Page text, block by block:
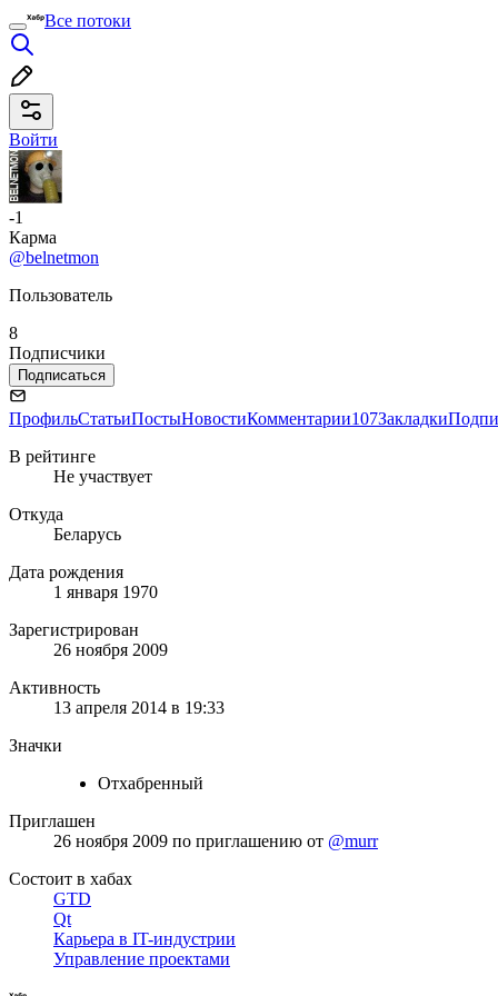
Все потоки
Войти
-1
Карма
@belnetmon
Пользователь
8
Подписчики
Подписаться
ПрофильСтатьиПостыНовостиКомментарии107Закладки
В рейтинге
Не участвует
Откуда
Беларусь
Дата рождения
1 января 1970
Зарегистрирован
26 ноября 2009
Активность
13 апреля 2014 в 19:33
Значки
Отхабренный
Приглашен
26 ноября 2009 по приглашению от @murr
Состоит в хабах
GTD
Qt
Карьера в IT-индустрии
Управление проектами